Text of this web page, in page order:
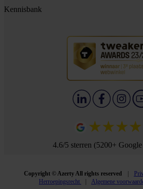
Kennisbank
4.6/5 sterren (5200+
Copyright © Azerty All rights reserved
Herroepingsrecht
Algemene